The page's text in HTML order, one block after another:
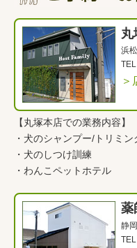
丸
浜
＞
【丸塚本店での業務内容】
・ 犬のシャンプー/トリミン
・ 犬のしつけ訓練
・ わんこペットホテル
薬
静